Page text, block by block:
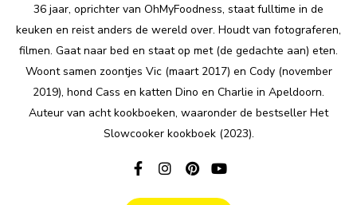
36 jaar, oprichter van OhMyFoodness, staat fulltime in de
keuken en reist anders de wereld over. Houdt van fotograferen,
filmen. Gaat naar bed en staat op met (de gedachte aan) eten.
Woont samen zoontjes Vic (maart 2017) en Cody (november
2019), hond Cass en katten Dino en Charlie in Apeldoorn.
Auteur van acht kookboeken, waaronder de bestseller Het
Slowcooker kookboek (2023).